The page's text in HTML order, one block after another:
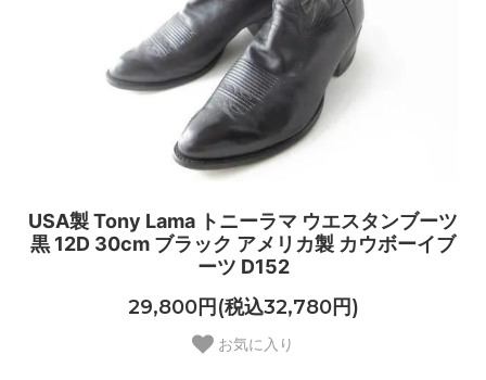
USA製 Tony Lama トニーラマ ウエスタンブーツ
黒 12D 30cm ブラック アメリカ製 カウボーイブ
ーツ D152
29,800円(税込32,780円)
お気に入り